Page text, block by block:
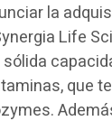
la
Life
que